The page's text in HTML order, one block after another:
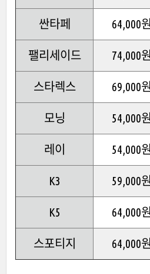
싼타페 64,000원
팰리세이드 74,000원
스타렉스 69,000원
모닝 54,000원
레이 54,000원
K3 59,000원
K5 64,000원
스포티지 64,000원